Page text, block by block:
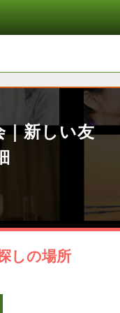
｜新しい友
しの場所